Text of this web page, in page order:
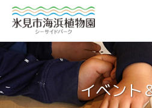
イベント